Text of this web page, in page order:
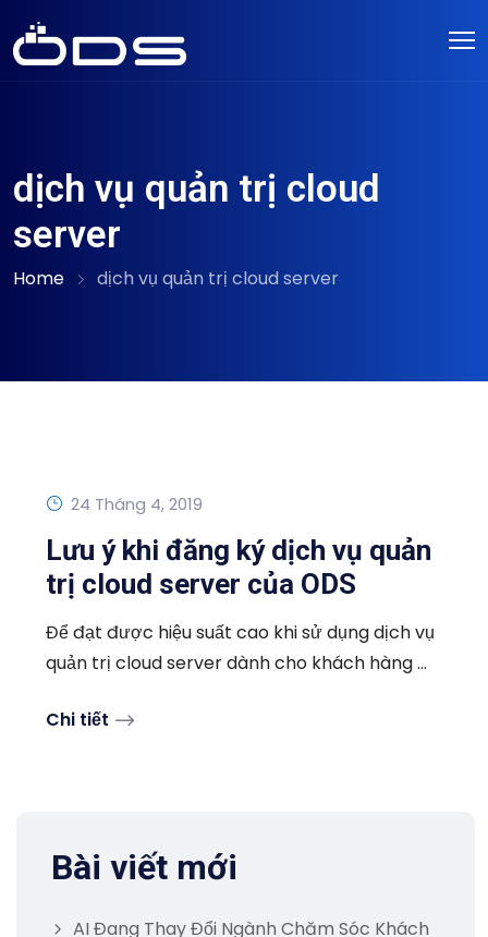
dịch vụ quản trị cloud
server
Home dịch vụ quản trị cloud server
24 Tháng 4, 2019
Lưu ý khi đăng ký dịch vụ quản
trị cloud server của ODS
Để đạt được hiệu suất cao khi sử dụng dịch vụ
quản trị cloud server dành cho khách hàng ...
Chi tiết
Bài viết mới
AI Đang Thay Đổi Ngành Chăm Sóc Khách